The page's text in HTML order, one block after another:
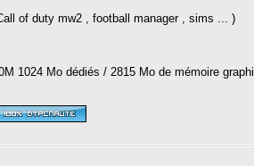
of duty mw2 , football manager , sims ... )
1024 Mo dédiés / 2815 Mo de mémoire